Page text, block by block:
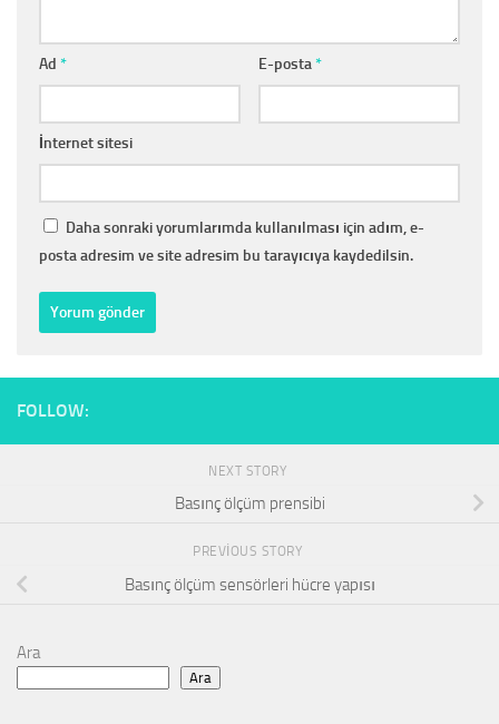
Ad * E-posta*
İnternet sitesi
Daha sonraki yorumlarımda kullanılması için adım, e-
posta adresim ve site adresim bu tarayıcıya kaydedilsin.
FOLLOW:
NEXT STORY
Basınç ölçüm prensibi
PREVIOUS STORY
Basınç ölçüm sensörleri hücre yapısı
Ara
Ara